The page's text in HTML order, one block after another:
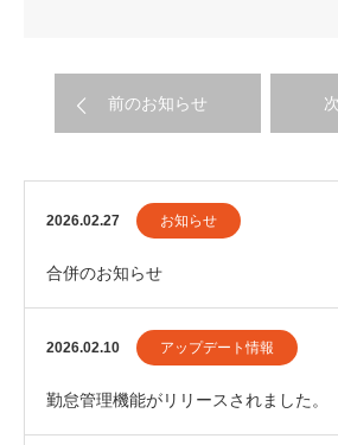
前のお知らせ
2026.02.27 お知らせ
合併のお知らせ
2026.02.10 アップデート情報
勤怠管理機能がリリースされました。